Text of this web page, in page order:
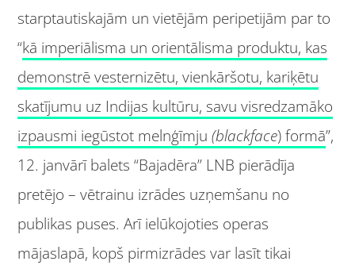
starptautiskajām un vietējām peripetijām par to
“kā imperiālisma un orientālisma produktu, kas
demonstrē vesternizētu, vienkāršotu, kariķētu
skatījumu uz Indijas kultūru, savu visredzamāko
izpausmi iegūstot melnģīmju(blackface) formā”,
12. janvārī balets “Bajadēra” LNB pierādīja
pretējo – vētrainu izrādes uzņemšanu no
publikas puses. Arī ielūkojoties operas
mājaslapā, kopš pirmizrādes var lasīt tikai